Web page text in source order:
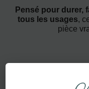
Pensé pour durer,
tous les usages,
pièce